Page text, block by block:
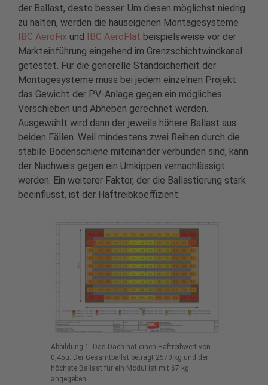
der Ballast, desto besser. Um diesen möglichst niedrig
zu halten, werden die hauseigenen Montagesysteme
IBC AeroFix und IBC AeroFlat beispielsweise vor der
Markteinführung eingehend im Grenzschichtwindkanal
getestet. Für die generelle Standsicherheit der
Montagesysteme muss bei jedem einzelnen Projekt
das Gewicht der PV-Anlage gegen ein mögliches
Verschieben und Abheben gerechnet werden.
Ausgewählt wird dann der jeweils höhere Ballast aus
beiden Fällen. Weil mindestens zwei Reihen durch die
stabile Bodenschiene miteinander verbunden sind, kann
der Nachweis gegen ein Umkippen vernachlässigt
werden. Ein weiterer Faktor, der die Ballastierung stark
beeinflusst, ist der Haftreibkoeffizient.
Abbildung 1: Das Dach hat einen Haftreibwert von
0,45µ. Der Gesamtballst beträgt 2570 kg und der
höchste Ballast für ein Modul ist mit 67 kg
angegeben.